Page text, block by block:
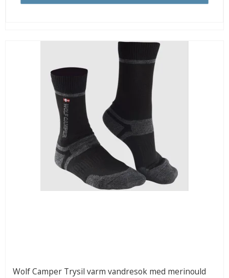
Wolf Camper Trysil varm vandresok med merinould